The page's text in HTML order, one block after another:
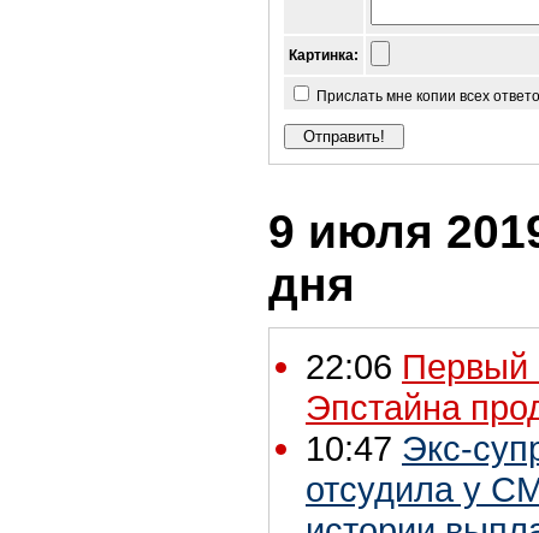
Картинка:
Прислать мне копии всех
9 июля
дня
22:06 Первый
Эпстайна
10:47 Экс-
отсудила у